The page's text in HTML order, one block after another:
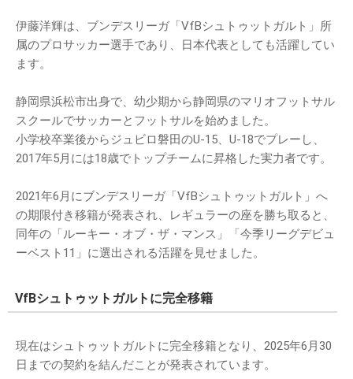
伊藤洋輝は、ブンデスリーガ「VfBシュトゥットガルト」所
属のプロサッカー選手であり、日本代表としても活躍してい
ます。
静岡県浜松市出身で、幼少期から静岡県のマリオフットサル
スクールでサッカーとフットサルを始めました。
小学校卒業後からジュビロ磐田のU-15、U-18でプレーし、
2017年5月には18歳でトップチームに昇格した実力者です。
2021年6月にブンデスリーガ「VfBシュトゥットガルト」へ
の期限付き移籍が発表され、レギュラーの座を勝ち取ると、
同年の「ルーキー・オブ・ザ・マンス」「今季リーグデビュ
ーベスト11」に選出される活躍を見せました。
VfBシュトゥットガルトに完全移籍
現在はシュトゥットガルトに完全移籍となり、2025年6月30
日までの契約を結んだことが発表されています。